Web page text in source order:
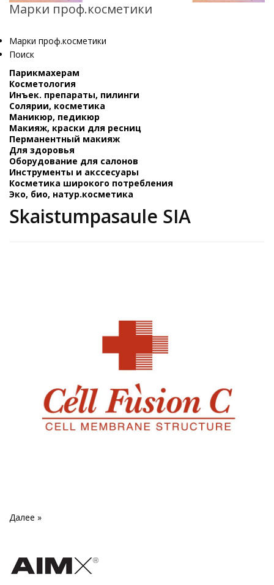
Марки проф.косметики
Марки проф.косметики
Поиск
Парикмахерам
Косметология
Инъек. препараты, пилинги
Солярии, косметика
Маникюр, педикюр
Макияж, краски для ресниц
Перманентный макияж
Для здоровья
Оборудование для салонов
Инструменты и акссесуары
Косметика широкого потребления
Эко, био, натур.косметика
Skaistumpasaule SIA
Далее »